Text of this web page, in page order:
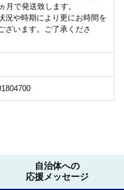
月で発送致します。
況や時期により更にお時間を
ざいます。ご了承くださ
自治体への
応援メッセージ